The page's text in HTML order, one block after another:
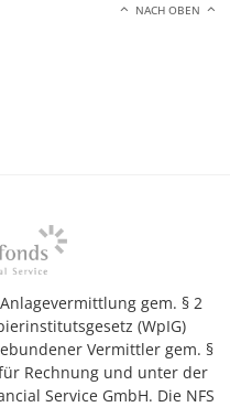
NACH OBEN
gem. § 2
(WpIG)
Vermittler gem. §
Rechnung und unter der
Service GmbH. Die NFS